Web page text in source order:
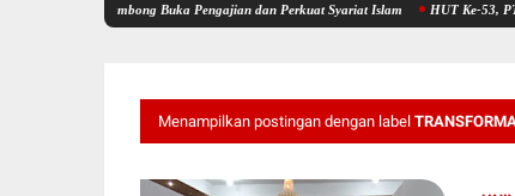
Buka Pengajian dan Perkuat Syariat Islam HUT Ke-53, PT Bank Aceh
Menampilkan postingan dengan label